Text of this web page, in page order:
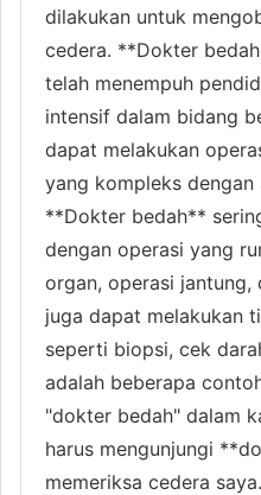
dilakukan untuk
cedera. **Dokter
telah menempuh
intensif dalam bidang
dapat melakukan
yang kompleks dengan
**Dokter bedah**
dengan operasi yang
organ, operasi jantung,
juga dapat melakukan
seperti biopsi, cek
adalah beberapa
"dokter bedah" dalam
harus mengunjungi
memeriksa cedera